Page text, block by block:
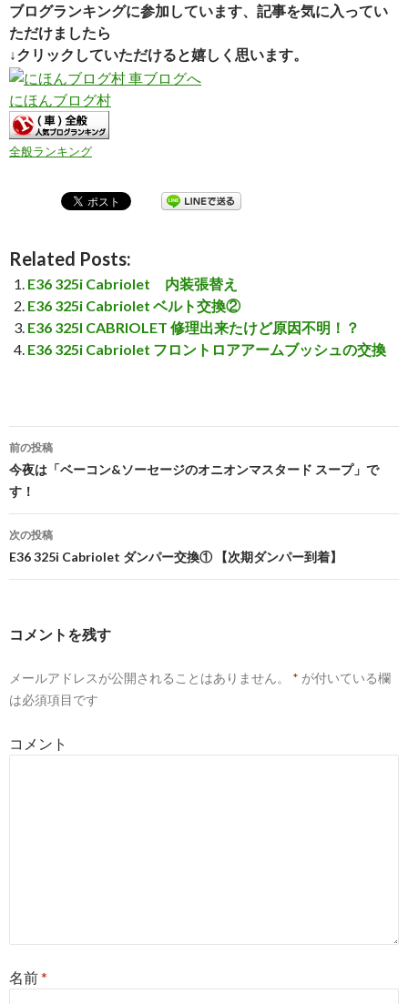
ブログランキングに参加しています、記事を気に入ってい
ただけましたら
↓クリックしていただけると嬉しく思います。
にほんブログ村
全般ランキング
Related Posts:
E36 325i Cabriolet 内装張替え
E36 325i Cabriolet ベルト交換②
E36 325I CABRIOLET 修理出来たけど原因不明！？
E36 325i Cabriolet フロントロアアームブッシュの交換
投
稿
ナ
ビ
ー
ョ
前の投稿
今夜は「ベーコン&ソーセージのオニオンマスタード スープ」で
す！
次の投稿
E36 325i Cabriolet ダンパー交換① 【次期ダンパー到着】
コメントを残す
メールアドレスが公開されることはありません。 * が付いている欄
は必須項目です
コメント
名前*